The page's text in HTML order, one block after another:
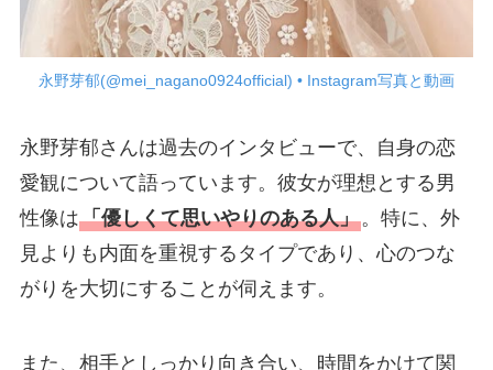
永野芽郁(@mei_nagano0924official) • Instagram写真と動画
永野芽郁さんは過去のインタビューで、自身の恋
愛観について語っています。彼女が理想とする男
性像は「優しくて思いやりのある人」。特に、外
見よりも内面を重視するタイプであり、心のつな
がりを大切にすることが伺えます。
また、相手としっかり向き合い、時間をかけて関